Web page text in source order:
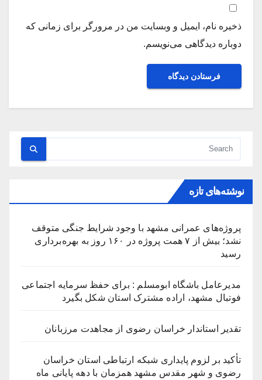
ذخیره نام، ایمیل و وبسایت من در مرورگر برای زمانی که
دوباره دیدگاهی می‌نویسم.
نوشته‌های تازه
پروژه‌های عمرانی مشهد با وجود شرایط جنگی متوقف
نشد؛ بیش از ۷ همت پروژه در ۱۶۰ روز به بهره‌برداری
رسید
مدیرعامل باشگاه ابومسلم : برای حفظ سرمایه اجتماعی
فوتبال مشهد، اراده مشترک استان شکل بگیرد
تقدیر استاندار خراسان رضوی از مجاهدت مرزبانان
تأکید بر لزوم پایداری شبکه ارتباطی استان خراسان
رضوی و شهر مقدس مشهد همزمان با دهه پایانی ماه